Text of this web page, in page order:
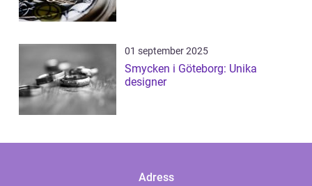
01 september 2025
Smycken i Göteborg: Unika
designer
Adress